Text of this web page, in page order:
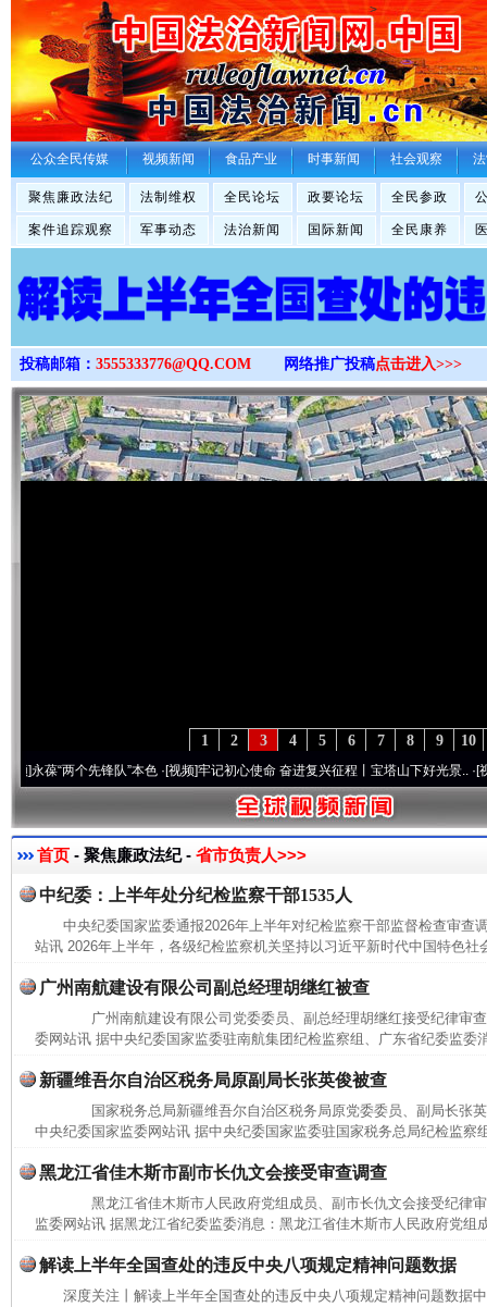
>
公众全民传媒 视频新闻 食品产业 时事新闻 社会观察
聚焦廉政法纪 法制维权 全民论坛 政要论坛 全民参政
案件追踪观察 军事动态 法治新闻 国际新闻 全民康养
投稿邮箱： 3555333776@QQ.COM 网络推广投稿点击进入>>>
10
9
8
7
6
5
4
3
2
1
“两个先锋队”本色·[视频]牢记初心使命 奋进复兴征程丨宝塔山下好光景..·[视频]因
首页 - 聚焦廉政法纪 - 省市负责人>>>
中纪委：上半年处分纪检监察干部1535人
中央纪委国家监委通报2026年上半年对纪检监察干部监督检查审
站讯 2026年上半年，各级纪检监察机关坚持以习近平新时代中国特色社
广州南航建设有限公司副总经理胡继红被查
广州南航建设有限公司党委委员、副总经理胡继红接受纪律
委网站讯 据中央纪委国家监委驻南航集团纪检监察组、广东省纪委监委
新疆维吾尔自治区税务局原副局长张英俊被查
国家税务总局新疆维吾尔自治区税务局原党委委员、副局长
中央纪委国家监委网站讯 据中央纪委国家监委驻国家税务总局纪检监察
黑龙江省佳木斯市副市长仇文会接受审查调查
黑龙江省佳木斯市人民政府党组成员、副市长仇文会接受纪
监委网站讯 据黑龙江省纪委监委消息：黑龙江省佳木斯市人民政府党组
解读上半年全国查处的违反中央八项规定精神问题数据
深度关注丨解读上半年全国查处的违反中央八项规定精神问题数据